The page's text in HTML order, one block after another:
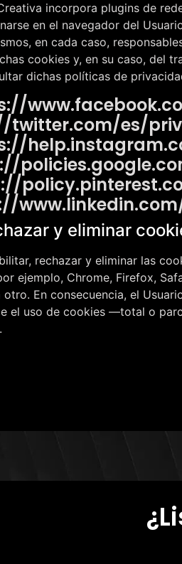
incorpora plugins de
en el navegador del
en cada caso,
cookies y, en su caso, del
dichas políticas de
twitter.com/es/
y eliminar
rechazar y eliminar las
ejemplo, Chrome, Firefox,
En consecuencia, el
el uso de cookies —total o